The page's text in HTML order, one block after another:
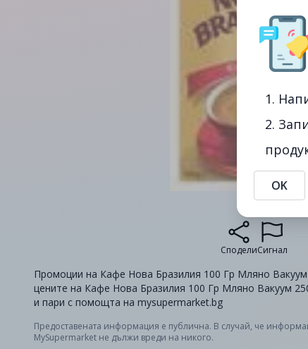
СподелиСигнал
Промоции на Кафе Нова Бразилия 100 Гр Мляно
цените на Кафе Нова Бразилия 100 Гр Мляно Вакуум
и пари с помощта на mysupermarket.bg
Предоставената информация е публична. В случай, че
MySupermarket не дължи вреди на никого.
1.
2.
OK